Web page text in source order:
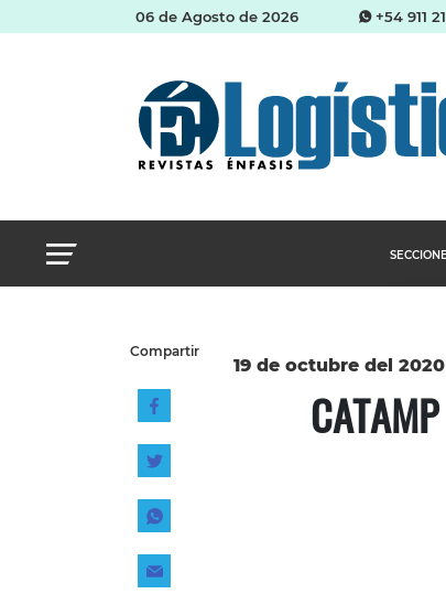
06 de Agosto de 2026 +54 911
Compartir
19 de octubre del 2020